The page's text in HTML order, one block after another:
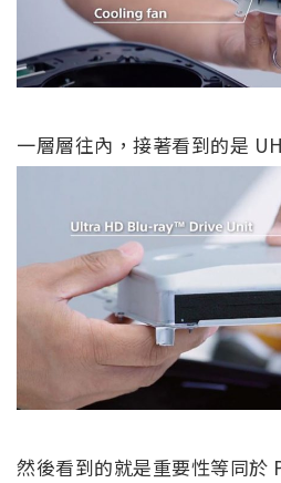
一層層往內，接著看到的是
然後看到的就是重要性等同於